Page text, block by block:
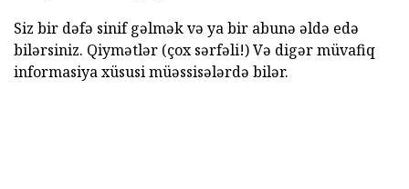
Siz bir dəfə sinif gəlmək və ya bir abunə əldə edə
bilərsiniz. Qiymətlər (çox sərfəli!) Və digər müvafiq
informasiya xüsusi müəssisələrdə bilər.